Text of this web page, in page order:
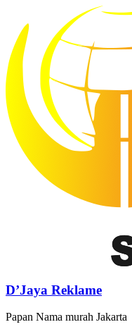
D’Jaya Reklame
Papan Nama murah Jakarta